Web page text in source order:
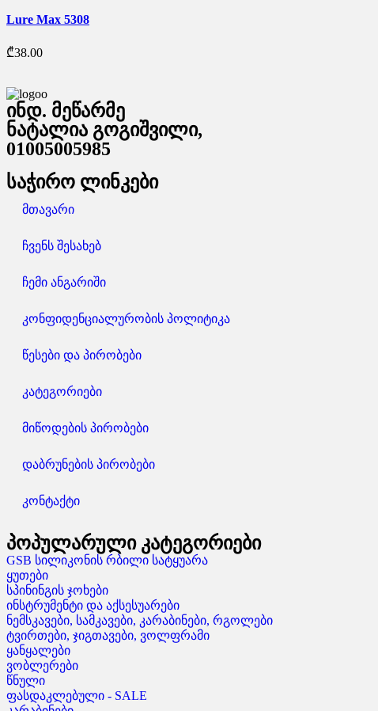
Lure Max 5308
₾38.00
ინდ. მეწარმე
ნატალია გოგიშვილი,
01005005985
საჭირო ლინკები
მთავარი
ჩვენს შესახებ
ჩემი ანგარიში
კონფიდენციალურობის პოლიტიკა
წესები და პირობები
კატეგორიები
მიწოდების პირობები
დაბრუნების პირობები
კონტაქტი
პოპულარული კატეგორიები
GSB სილიკონის რბილი სატყუარა
ყუთები
სპინინგის ჯოხები
ინსტრუმენტი და აქსესუარები
ნემსკავები, სამკავები, კარაბინები, რგოლები
ტვირთები, ჯიგთავები, ვოლფრამი
ყანყალები
ვობლერები
წნული
ფასდაკლებული - SALE